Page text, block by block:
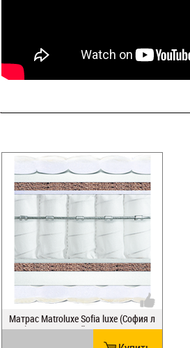
Матрас Matroluxe Sofia luxe (София л
юкс) двусторонней жесткости зима/